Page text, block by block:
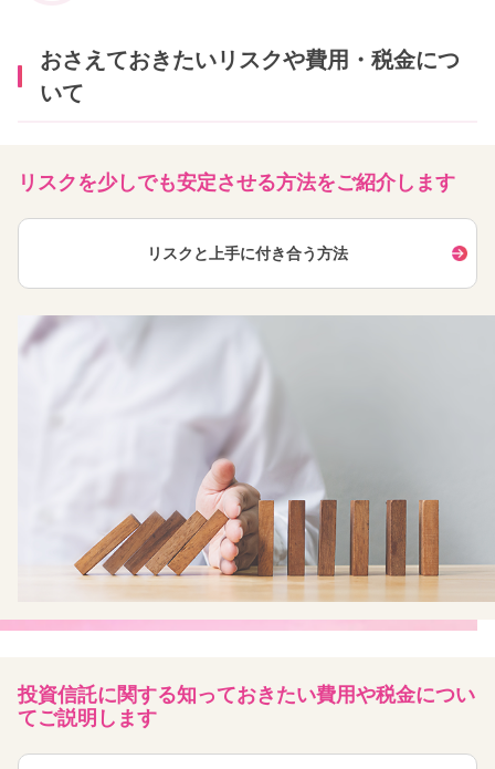
おさえておきたいリスクや費用・税金につ
いて
リスクを少しでも安定させる方法をご紹介します
リスクと上手に付き合う方法
投資信託に関する知っておきたい費用や税金につい
てご説明します